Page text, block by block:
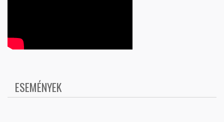
ESEMÉNYEK